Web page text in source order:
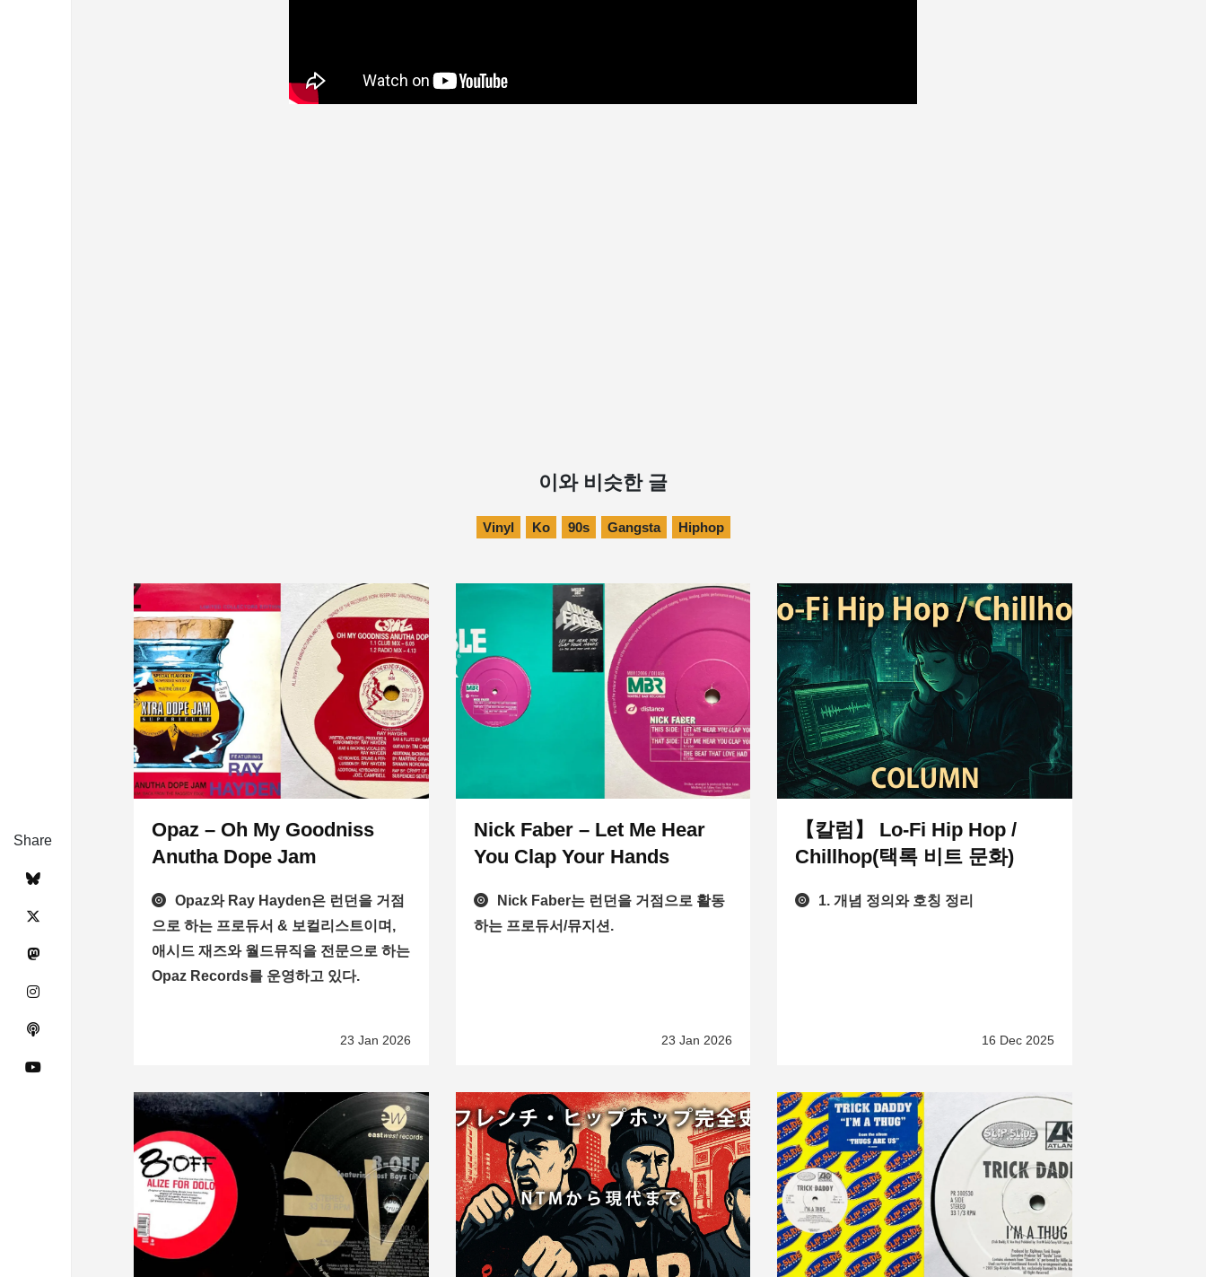
Share
이와 비슷한 글
Vinyl Ko 90s Gangsta Hiphop
Opaz – Oh My Goodniss
Anutha Dope Jam
Opaz와 Ray Hayden은 런던을 거점
으로 하는 프로듀서 & 보컬리스트이며,
애시드 재즈와 월드뮤직을 전문으로 하는
Opaz Records를 운영하고 있다.
23 Jan 2026
Nick Faber – Let Me Hear
You Clap Your Hands
Nick Faber는 런던을 거점으로 활동
하는 프로듀서/뮤지션.
23 Jan 2026
【칼럼】 Lo-Fi Hip Hop /
Chillhop(택록 비트 문화)
1. 개념 정의와 호칭 정리
16 Dec 2025